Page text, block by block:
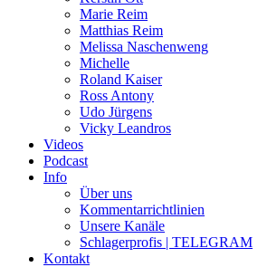
Marie Reim
Matthias Reim
Melissa Naschenweng
Michelle
Roland Kaiser
Ross Antony
Udo Jürgens
Vicky Leandros
Videos
Podcast
Info
Über uns
Kommentarrichtlinien
Unsere Kanäle
Schlagerprofis | TELEGRAM
Kontakt